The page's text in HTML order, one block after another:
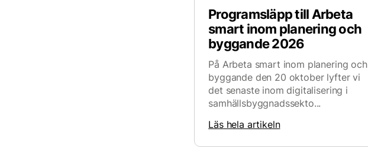
Programsläpp till Arbeta
smart inom planering och
byggande 2026
På Arbeta smart inom planering och
byggande den 20 oktober lyfter vi
det senaste inom digitalisering i
samhällsbyggnadssekto...
Läs hela artikeln